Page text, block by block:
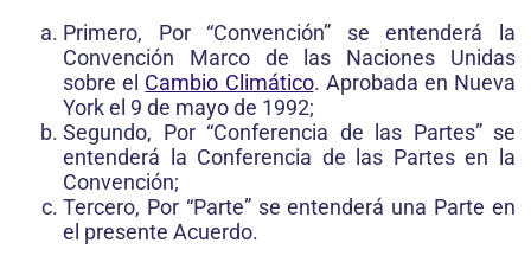
Primero, Por “Convención” se entenderá la
Convención Marco de las Naciones Unidas
sobre el Cambio Climático. Aprobada en Nueva
York el 9 de mayo de 1992;
Segundo, Por “Conferencia de las Partes” se
entenderá la Conferencia de las Partes en la
Convención;
Tercero, Por “Parte” se entenderá una Parte en
el presente Acuerdo.